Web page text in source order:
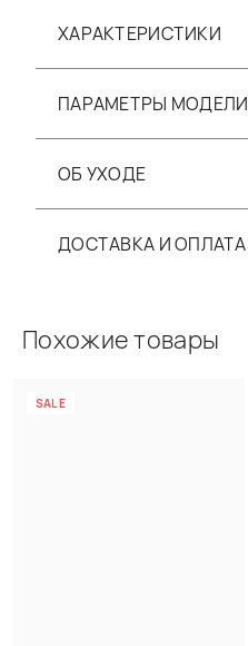
ХАРАКТЕРИСТИКИ
ПАРАМЕТРЫ МОДЕЛИ
ОБ УХОДЕ
ДОСТАВКА И ОПЛАТА
Похожие товары
SALE